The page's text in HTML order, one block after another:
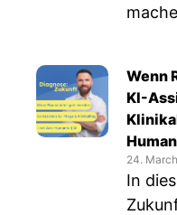
Wenn
KI-
24.
In